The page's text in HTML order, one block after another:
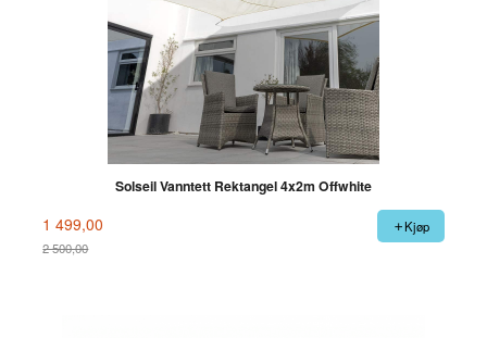
Solseil Vanntett Rektangel 4x2m Offwhite
1 499,00
2 500,00
Kjøp